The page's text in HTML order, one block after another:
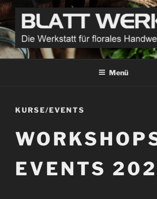
Zum
Inhalt
springen
BLATT WERK
Die Werkstatt für florales Handwerk
Menü
KURSE/EVENTS
EVENTS